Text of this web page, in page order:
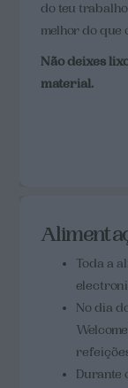
do teu
melhor do que
Não deixes
material.
Toda a
No dia
Durante